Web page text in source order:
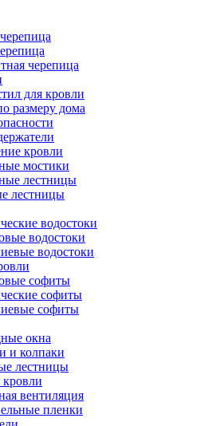
черепица
для кровли
размеру дома
кровли
мостики
лестницы
лестницы
водостоки
водостоки
водостоки
софиты
софиты
софиты
окна
и колпаки
лестницы
вентиляция
пленки